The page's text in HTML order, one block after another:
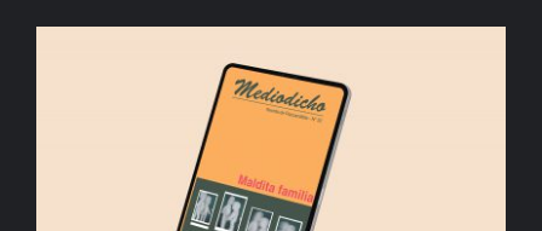
AÑADIR AL CARRITO /